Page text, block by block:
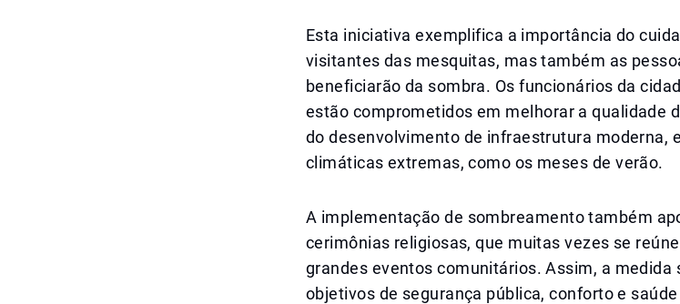
Esta iniciativa exemplifica a importância do
visitantes das mesquitas, mas também as
beneficiarão da sombra. Os funcionários da
estão comprometidos em melhorar a qualidade
do desenvolvimento de infraestrutura moderna,
climáticas extremas, como os meses de verão.
A implementação de sombreamento também
cerimônias religiosas, que muitas vezes se
grandes eventos comunitários. Assim, a
objetivos de segurança pública, conforto e